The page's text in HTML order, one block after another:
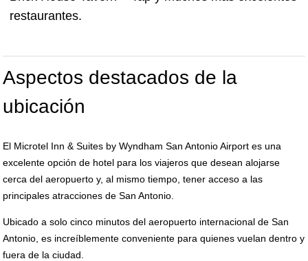
restaurantes.
Aspectos destacados de la
ubicación
El Microtel Inn & Suites by Wyndham San Antonio Airport es una
excelente opción de hotel para los viajeros que desean alojarse
cerca del aeropuerto y, al mismo tiempo, tener acceso a las
principales atracciones de San Antonio.
Ubicado a solo cinco minutos del aeropuerto internacional de San
Antonio, es increíblemente conveniente para quienes vuelan dentro y
fuera de la ciudad.